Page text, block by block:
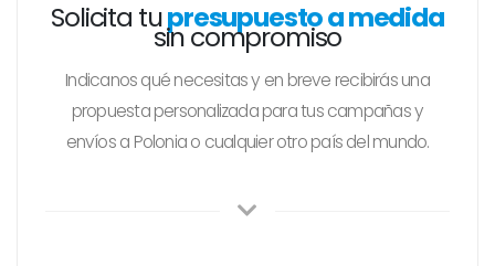
Solicita tupresupuesto a medida
sin compromiso
Indicanos qué necesitas y en breve recibirás una
propuesta personalizada para tus campañas y
envíos a Polonia o cualquier otro país del mundo.